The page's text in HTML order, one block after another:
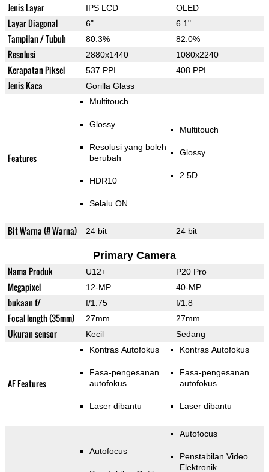
Jenis Layar IPS LCD OLED
Layar Diagonal 6" 6.1"
Tampilan / Tubuh 80.3% 82.0%
Resolusi 2880x1440 1080x2240
Kerapatan Piksel 537 PPI 408 PPI
Jenis Kaca Gorilla Glass
Features
Multitouch
Glossy
Resolusi yang boleh
berubah
HDR10
Selalu ON
Multitouch
Glossy
2.5D
Bit Warna (# Warna) 24 bit 24 bit
Primary Camera
Nama Produk U12+ P20 Pro
Megapixel 12-MP 40-MP
bukaan f/ f/1.75 f/1.8
Focal length (35mm) 27mm 27mm
Ukuran sensor Kecil Sedang
AF Features
Kontras Autofokus
Fasa-pengesanan
autofokus
Laser dibantu
Kontras Autofokus
Fasa-pengesanan
autofokus
Laser dibantu
Autofocus
Autofocus
Penstabilan Video
Elektronik